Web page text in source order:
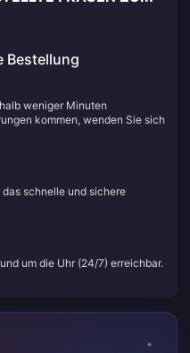
Bestellung
weniger Minuten
kommen, wenden Sie sich
schnelle und sichere
um die Uhr (24/7) erreichbar.